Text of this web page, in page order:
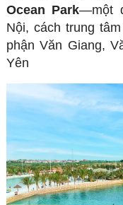
Ocean Park—một
Nội, cách trung
phận Văn Giang,
Yên